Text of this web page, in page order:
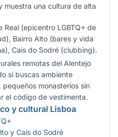
muestra una cultura de alta
Real (epicentro LGBTQ+ de
Bairro Alto (bares y vida
Cais do Sodré (clubbing).
remotas del Alentejo
si buscas ambiente
pequeños monasterios sin
el código de vestimenta.
y cultural Lisboa
y Cais do Sodré